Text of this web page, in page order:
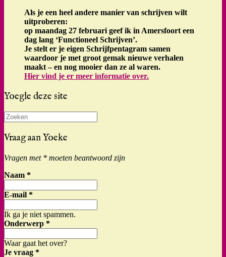
Als je een heel andere manier van schrijven wilt
uitproberen:
op maandag 27 februari geef ik in Amersfoort een
dag lang ‘Functioneel Schrijven’.
Je stelt er je eigen Schrijfpentagram samen
waardoor je met groot gemak nieuwe verhalen
maakt – en nog mooier dan ze al waren.
Hier vind je er meer informatie over.
Yoegle deze site
Zoeken
naar:
Vraag aan Yoeke
Vragen met * moeten beantwoord zijn
Naam *
E-mail *
Ik ga je niet spammen.
Onderwerp *
Waar gaat het over?
Je vraag *